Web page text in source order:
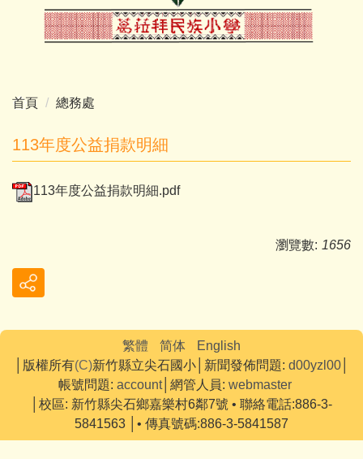
首頁 總務處
113年度公益捐款明細
113年度公益捐款明細.pdf
瀏覽數: 1656
繁體 简体
English
│版權所有(C)新竹縣立尖石國小│新聞發佈問題: d00yzl00│
帳號問題: account│網管人員: webmaster
校區: 新竹縣尖石鄉嘉樂村6鄰7號 • 聯絡電話:886-3-
5841563 │• 傳真號碼:886-3-5841587